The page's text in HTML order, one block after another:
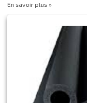
En savoir plus »